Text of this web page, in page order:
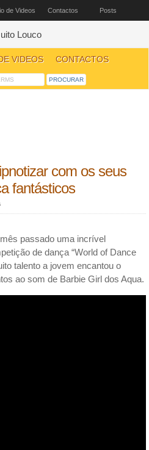
de Videos Contactos Posts
VIDEOS CONTACTOS
com os seus
fantásticos
passado uma incrível
de dança “World of Dance
talento a jovem encantou o
ao som de Barbie Girl dos Aqua.